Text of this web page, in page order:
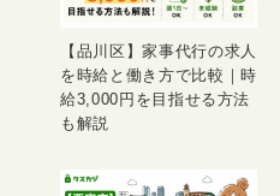
【品川区】家事代行の求人
を時給と働き方で比較｜時
給3,000円を目指せる方法
も解説